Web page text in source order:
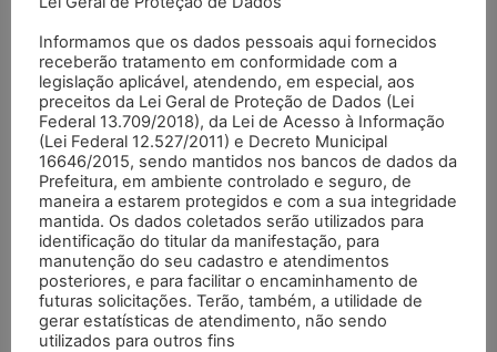
FÓRMULAS INFANTIS
web master 22/09/2022 15:55
Preencha o formulário abaixo e clique em "VER
DOCUMENTO".
Você será direcionado para o documento específico.
Seu nome (obrigatório)
Informamos que os dados pessoais aqui fornecidos
receberão tratamento em conformidade com a
legislação aplicável, atendendo, em especial, aos
preceitos da Lei Geral de Proteção de Dados (Lei
Federal 13.709/2018), da Lei de Acesso à Informação
(Lei Federal 12.527/2011) e Decreto Municipal
16646/2015, sendo mantidos nos bancos de dados da
Prefeitura, em ambiente controlado e seguro, de
maneira a estarem protegidos e com a sua integridade
mantida. Os dados coletados serão utilizados para
identificação do titular da manifestação, para
manutenção do seu cadastro e atendimentos
posteriores, e para facilitar o encaminhamento de
futuras solicitações. Terão, também, a utilidade de
gerar estatísticas de atendimento, não sendo
utilizados para outros fins